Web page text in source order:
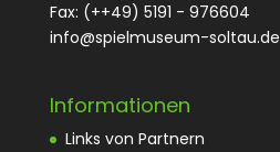
Fax: (++49) 5191 - 976604
info@spielmuseum-soltau.de
Informationen
Links von Partnern